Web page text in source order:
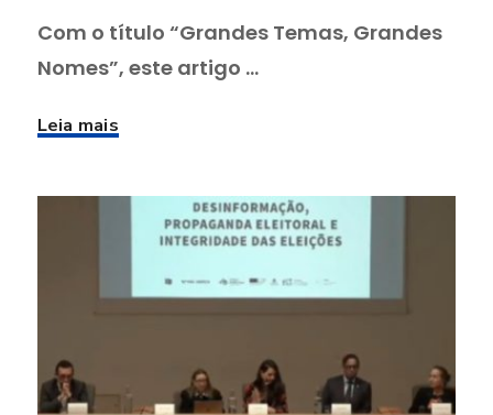
Com o título “Grandes Temas, Grandes
Nomes”, este artigo ...
Leia mais